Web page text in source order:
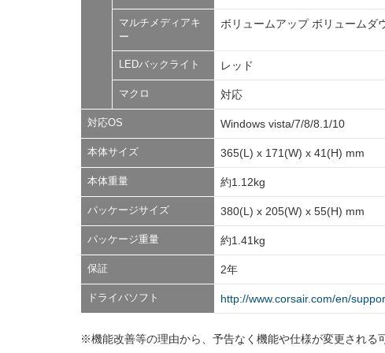
マルチメディアキ
ー
ボリュームアップ ボリュームダ
LEDバックライト レッド
マクロ 対応
対応OS Windows vista/7/8/8.1/10
本体サイズ 365(L) x 171(W) x 41(H) mm
本体重量 約1.12kg
パッケージサイズ 380(L) x 205(W) x 55(H) mm
パッケージ重量 約1.41kg
保証 2年
ドライバソフト http://www.corsair.com/en/
※機能改善等の理由から、予告なく機能や仕様が変更される